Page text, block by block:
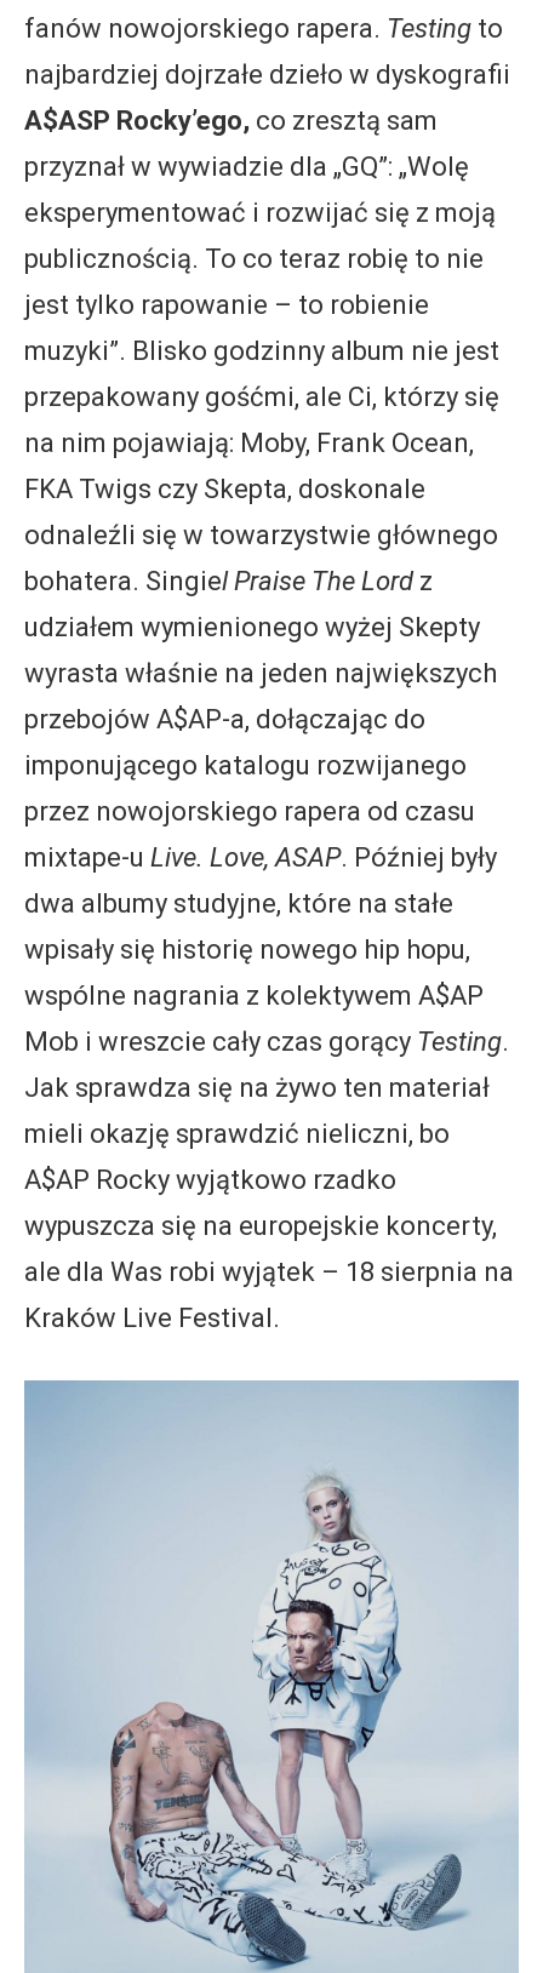
fanów nowojorskiego rapera. Testing to
najbardziej dojrzałe dzieło w dyskografii
A$ASP Rocky’ego, co zresztą sam
przyznał w wywiadzie dla „GQ”: „Wolę
eksperymentować i rozwijać się z moją
publicznością. To co teraz robię to nie
jest tylko rapowanie – to robienie
muzyki”. Blisko godzinny album nie jest
przepakowany gośćmi, ale Ci, którzy się
na nim pojawiają: Moby, Frank Ocean,
FKA Twigs czy Skepta, doskonale
odnaleźli się w towarzystwie głównego
bohatera. Singiel Praise The Lordz
udziałem wymienionego wyżej Skepty
wyrasta właśnie na jeden największych
przebojów A$AP-a, dołączając do
imponującego katalogu rozwijanego
przez nowojorskiego rapera od czasu
mixtape-u Live. Love, ASAP. Później były
dwa albumy studyjne, które na stałe
wpisały się historię nowego hip hopu,
wspólne nagrania z kolektywem A$AP
Mob i wreszcie cały czas gorący Testing.
Jak sprawdza się na żywo ten materiał
mieli okazję sprawdzić nieliczni, bo
A$AP Rocky wyjątkowo rzadko
wypuszcza się na europejskie koncerty,
ale dla Was robi wyjątek – 18 sierpnia na
Kraków Live Festival.